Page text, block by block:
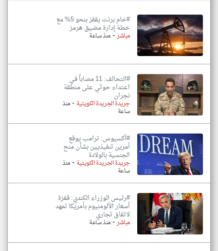
#خام برنت يقفز بنحو 5% مع
خطة إدارة مضيق هرمز
مباشر-منذ ساعة
#التحالف: 11 مصاباً في
اعتداء حوثي على منطقة
نجران
جريدة الجريدة الكويتية -منذ
ساعة
#أكسيوس: ترامب يوقع
أمرين تنفيذيين بشأن منح
الجنسية بالولادة
جريدة الجريدة الكويتية -منذ
ساعة
#رئيس الوزراء الكندي: قفزة
أسعار الألومنيوم بأمريكا تمهد
لاتفاق تجاري
مباشر-منذ ساعة